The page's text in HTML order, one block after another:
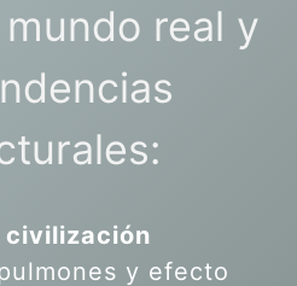
real y
civilización
y efecto